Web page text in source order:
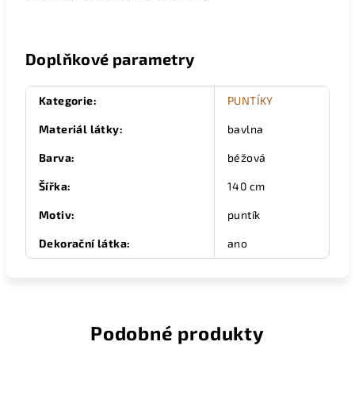
Doplňkové parametry
Kategorie: PUNTÍKY
Materiál látky: bavlna
Barva: béžová
Šířka: 140 cm
Motiv: puntík
Dekorační látka: ano
Podobné produkty